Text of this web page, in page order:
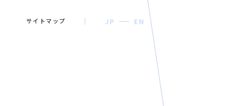
サイトマップ JP EN